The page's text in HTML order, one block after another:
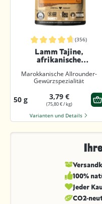
Durchschnittliche Bewertung
(356)
Lamm Tajine,
afrikanische
gemahlen
Marokkanische Allrounder-
Gewürzspezialität
50 g 3,79 €
(75,80 € / kg)
Varianten und Details
100%
Jeder
CO2-